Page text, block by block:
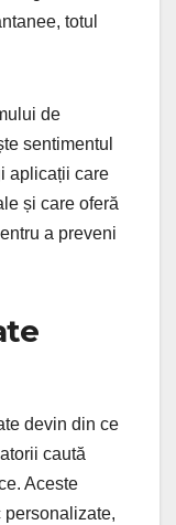
totul
de
sentimentul
aplicații care
și care oferă
a preveni
devin din ce
caută
Aceste